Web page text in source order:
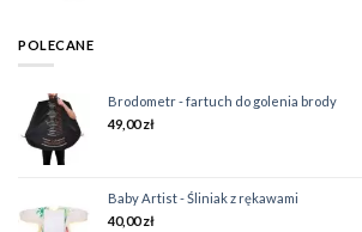
POLECANE
Brodometr - fartuch do golenia brody
49,00zł
Baby Artist - Śliniak z rękawami
40,00zł